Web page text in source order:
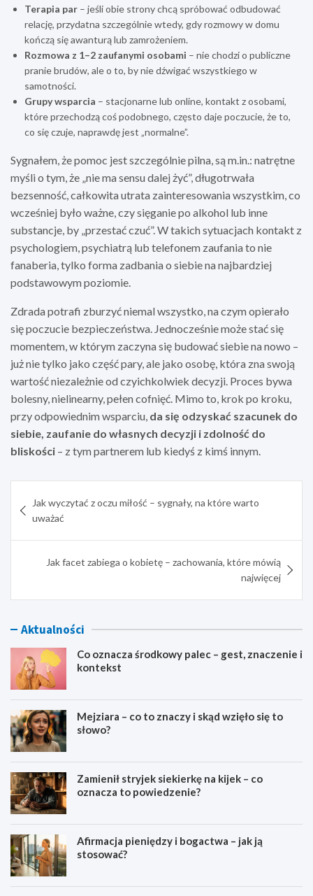
Terapia par – jeśli obie strony chcą spróbować odbudować
relację, przydatna szczególnie wtedy, gdy rozmowy w domu
kończą się awanturą lub zamrożeniem.
Rozmowa z 1–2 zaufanymi osobami – nie chodzi o publiczne
pranie brudów, ale o to, by nie dźwigać wszystkiego w
samotności.
Grupy wsparcia – stacjonarne lub online, kontakt z osobami,
które przechodzą coś podobnego, często daje poczucie, że to,
co się czuje, naprawdę jest „normalne”.
Sygnałem, że pomoc jest szczególnie pilna, są m.in.: natrętne
myśli o tym, że „nie ma sensu dalej żyć”, długotrwała
bezsenność, całkowita utrata zainteresowania wszystkim, co
wcześniej było ważne, czy sięganie po alkohol lub inne
substancje, by „przestać czuć”. W takich sytuacjach kontakt z
psychologiem, psychiatrą lub telefonem zaufania to nie
fanaberia, tylko forma zadbania o siebie na najbardziej
podstawowym poziomie.
Zdrada potrafi zburzyć niemal wszystko, na czym opierało
się poczucie bezpieczeństwa. Jednocześnie może stać się
momentem, w którym zaczyna się budować siebie na nowo –
już nie tylko jako część pary, ale jako osobę, która zna swoją
wartość niezależnie od czyichkolwiek decyzji. Proces bywa
bolesny, nielinearny, pełen cofnięć. Mimo to, krok po kroku,
przy odpowiednim wsparciu, da się odzyskać szacunek do
siebie, zaufanie do własnych decyzji i zdolność do
bliskości – z tym partnerem lub kiedyś z kimś innym.
wpisu
Jak wyczytać z oczu miłość – sygnały, na które warto
uważać
Jak facet zabiega o kobietę – zachowania, które mówią
najwięcej
Aktualności
Co oznacza środkowy palec – gest, znaczenie i
kontekst
Mejziara – co to znaczy i skąd wzięło się to
słowo?
Zamienił stryjek siekierkę na kijek – co
oznacza to powiedzenie?
Afirmacja pieniędzy i bogactwa – jak ją
stosować?